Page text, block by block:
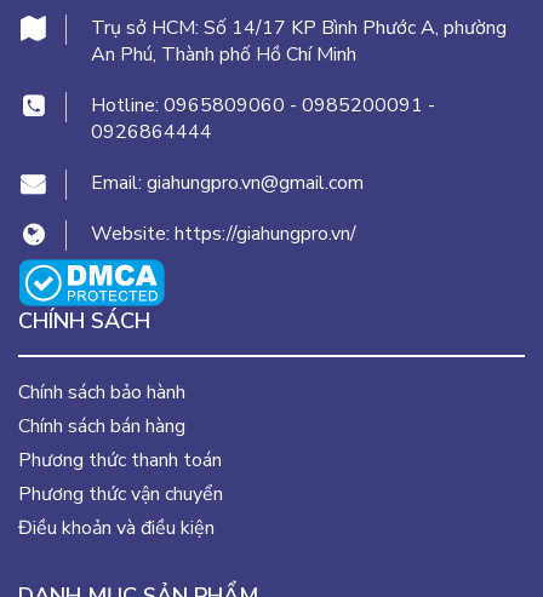
Trụ sở HCM: Số 14/17 KP Bình Phước A, phường
An Phú, Thành phố Hồ Chí Minh
Hotline: 0965809060 - 0985200091 -
0926864444
Email: giahungpro.vn@gmail.com
Website: https://giahungpro.vn/
CHÍNH SÁCH
Chính sách bảo hành
Chính sách bán hàng
Phương thức thanh toán
Phương thức vận chuyển
Điều khoản và điều kiện